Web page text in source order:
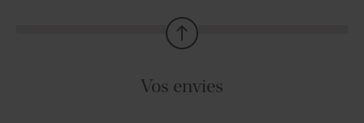
Vos envies